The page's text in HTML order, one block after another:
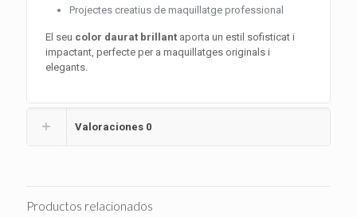
Projectes creatius de maquillatge professional
El seu color daurat brillant aporta un estil sofisticat i
impactant, perfecte per a maquillatges originals i
elegants.
Valoraciones 0
Productos relacionados